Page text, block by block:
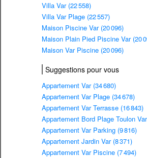
Villa Var (22 558)
Villa Var Plage (22 557)
Maison Piscine Var (20 096)
Maison Plain Pied Piscine Var (20
Maison Var Piscine (20 096)
Suggestions pour vous
Appartement Var (34 680)
Appartement Var Plage (34 678)
Appartement Var Terrasse (16 843)
Appartement Bord Plage Toulon
Appartement Var Parking (9 816)
Appartement Jardin Var (8 371)
Appartement Var Piscine (7 494)